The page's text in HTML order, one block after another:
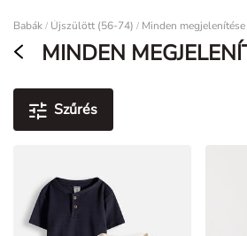
Babák / Újszülött (56-74) / Minden megjelenítése
MINDEN
Szűrés